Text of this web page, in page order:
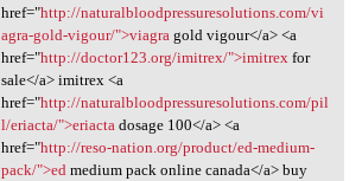
href="http://naturalbloodpressuresolutions.com/vi
agra-gold-vigour/">viagra gold vigour</a> <a
href="http://doctor123.org/imitrex/">imitrex for
sale</a> imitrex <a
href="http://naturalbloodpressuresolutions.com/pil
l/eriacta/">eriacta dosage 100</a> <a
href="http://reso-nation.org/product/ed-medium-
pack/">ed medium pack online canada</a> buy